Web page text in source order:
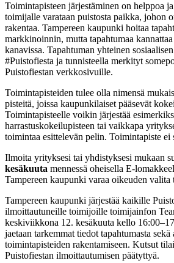
Toimintapisteen järjestäminen on helppoa
toimijalle varataan puistosta paikka, johon
rakentaa. Tampereen kaupunki hoitaa
markkinoinnin, mutta tapahtumaa
kanavissa. Tapahtuman yhteinen
#Puistofiesta ja tunnisteella merkityt
Puistofiestan verkkosivuille.
Toimintapisteiden tulee olla nimensä
pisteitä, joissa kaupunkilaiset pääsevät
Toimintapisteelle voikin järjestää
harrastuskokeilupisteen tai vaikkapa
toimintaa esittelevän pelin. Toimintapiste ei
Ilmoita yrityksesi tai yhdistyksesi mukaan
kesäkuuta mennessä oheisella E-
Tampereen kaupunki varaa oikeuden valita
Tampereen kaupunki järjestää kaikille
ilmoittautuneille toimijoille toimijainfon
keskiviikkona 12. kesäkuuta kello
jaetaan tarkemmat tiedot tapahtumasta sekä
toimintapisteiden rakentamiseen. Kutsut
Puistofiestan ilmoittautumisen päätyttyä.